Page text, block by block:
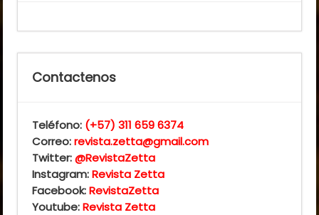
Contactenos
Teléfono: (+57) 311 659 6374
Correo:revista.zetta@gmail.com
Twitter:@RevistaZetta
Instagram:Revista Zetta
Facebook:RevistaZetta
Youtube:Revista Zetta